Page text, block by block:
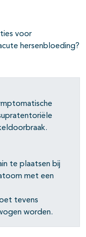
voor
hersenbloeding?
te plaatsen bij
met een
tevens
worden.